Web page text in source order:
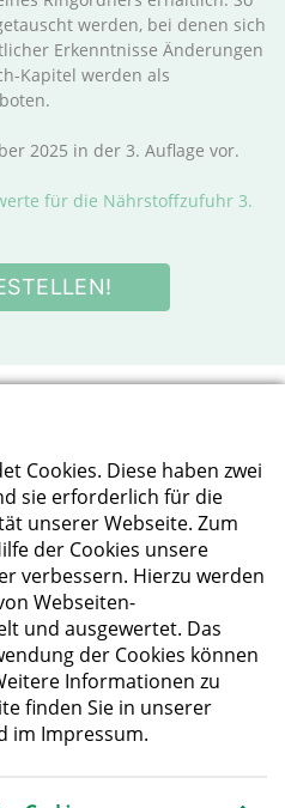
werden, bei denen sich
Erkenntnisse Änderungen
Kapitel werden als
2025 in der 3. Auflage vor.
für die Nährstoffzufuhr 3.
für
e. V.
Cookies. Diese haben zwei
sie erforderlich für die
unserer Webseite. Zum
der Cookies unsere
verbessern. Hierzu werden
Webseiten-
und ausgewertet. Das
der Cookies können
Informationen zu
finden Sie in unserer
im Impressum.